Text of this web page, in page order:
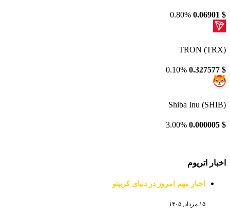
$
0.06901
0.80%
TRON (TRX)
$
0.327577
0.10%
Shiba Inu (SHIB)
$
0.000005
3.00%
اخبار اتریوم
اخبار مهم امروز در دنیای کریپتو
۱۵ مرداد, ۱۴۰۵